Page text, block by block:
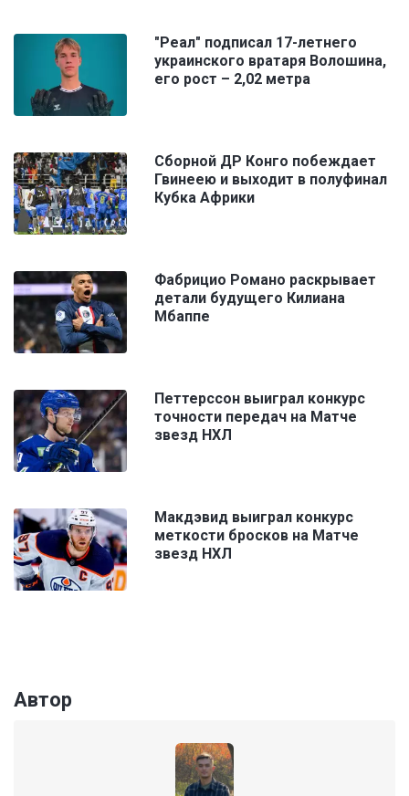
"Реал" подписал 17-летнего
украинского вратаря Волошина,
его рост – 2,02 метра
Сборной ДР Конго побеждает
Гвинеею и выходит в полуфинал
Кубка Африки
Фабрицио Романо раскрывает
детали будущего Килиана
Мбаппе
Петтерссон выиграл конкурс
точности передач на Матче
звезд НХЛ
Макдэвид выиграл конкурс
меткости бросков на Матче
звезд НХЛ
Автор